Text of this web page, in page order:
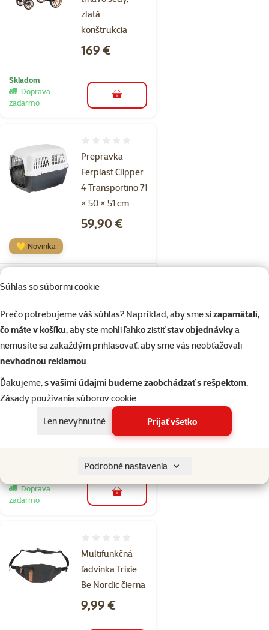
Súhlas so súbormi cookie
Prečo potrebujeme váš súhlas? Napríklad, aby sme sizapamätali,
čo máte v košíku, aby ste mohli ľahko zistiťstav objednávkya
nemusíte sa zakaždým prihlasovať, aby sme vás neobťažovali
nevhodnou reklamou.
Ďakujeme,s vašimi údajmi budeme zaobchádzať s rešpektom.
Zásady používania súborov cookie
Len nevyhnutné
Prijať všetko
Podrobné nastavenia
zlatá
konštrukcia
Cena
169 €
Skladom
Doprava
zadarmo
do košíka
Prepravka
Ferplast Clipper
4 Transportino 71
× 50 × 51 cm
Cena
59,90 €
💛 Novinka
Doprava
Prepravka
6 Transportino
93x65x68 cm
Hodnotenie 0%
Cena
99,90 €
Doprava
zadarmo
do košíka
Multifunkčná
ľadvinka Trixie
Be Nordic čierna
Cena
9,99 €